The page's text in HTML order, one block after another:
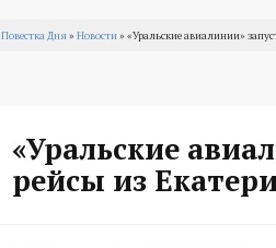
Повестка Дня» Новости» «Уральские авиалинии»
«Уральские
рейсы из